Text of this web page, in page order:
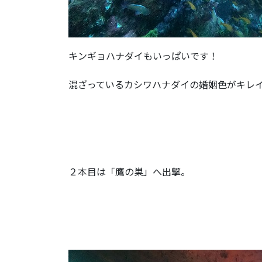
キンギョハナダイもいっぱいです！
混ざっているカシワハナダイの婚姻色がキレ
２本目は「鷹の巣」へ出撃。